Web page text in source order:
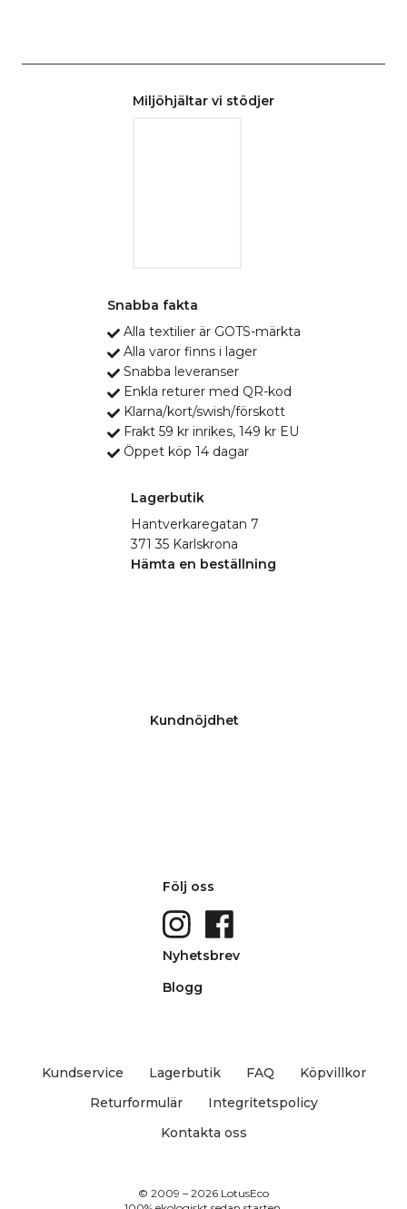
Miljöhjältar vi stödjer
Snabba fakta
Alla textilier är GOTS-märkta
Alla varor finns i lager
Snabba leveranser
Enkla returer med QR-kod
Klarna/kort/swish/förskott
Frakt 59 kr inrikes, 149 kr EU
Öppet köp 14 dagar
Lagerbutik
Hantverkaregatan 7
371 35 Karlskrona
Hämta en beställning
Kundnöjdhet
Följ oss
Nyhetsbrev
Blogg
Kundservice Lagerbutik FAQ
Köpvillkor
Returformulär
Integritetspolicy
Kontakta oss
© 2009 – 2026 LotusEco